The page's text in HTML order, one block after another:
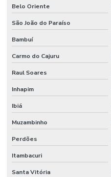
Belo Oriente
São João do Paraíso
Bambuí
Carmo do Cajuru
Raul Soares
Inhapim
Ibiá
Muzambinho
Perdões
Itambacuri
Santa Vitória